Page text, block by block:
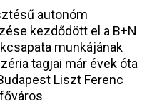
autonóm
kezdődött el a B+N
munkájának
tagjai már évek óta
Liszt Ferenc